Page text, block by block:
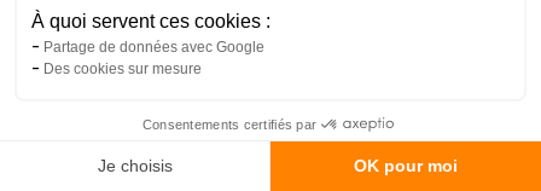
À quoi servent ces cookies :
Partage de données avec Google
Des cookies sur mesure
Consentements certifiés par
Je choisis OK pour moi
1ère commande...